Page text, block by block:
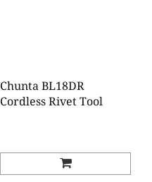
Chunta BL18DR
Cordless Rivet Tool